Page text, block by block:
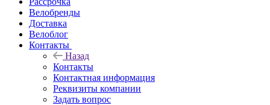
Велобренды
Доставка
Велоблог
Контакты
Назад
Контакты
Контактная информация
Реквизиты компании
Задать вопрос